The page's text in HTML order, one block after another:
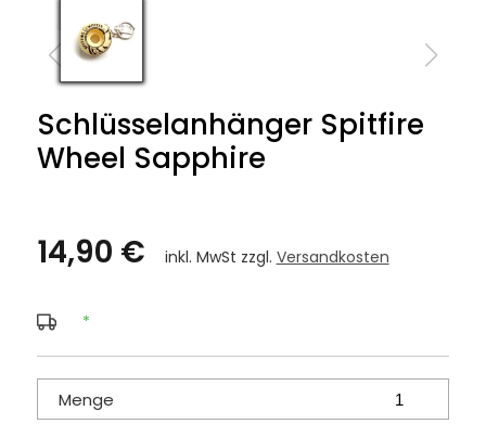
Schlüsselanhänger Spitfire
Wheel Sapphire
14,90 € inkl. MwSt zzgl. Versandkosten
*
Menge